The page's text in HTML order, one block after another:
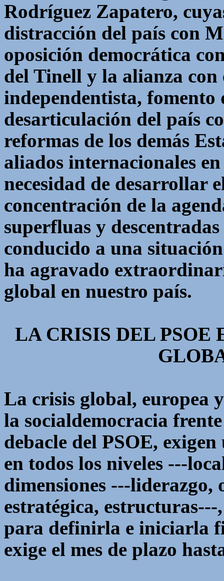
Rodríguez Zapatero,
distracción del país con
oposición democrática
del Tinell y la alianza con
independentista,
desarticulación del país
reformas de los demás
aliados internacionales
necesidad de desarrollar
concentración de la
superfluas y
conducido a una
ha agravado
global en nuestro país.
LA CRISIS DEL PSOE
La crisis global, europea
la socialdemocracia
debacle del PSOE,
en todos los niveles ---
dimensiones ---
estratégica, estructuras---
para definirla e iniciarla
exige el mes de plazo